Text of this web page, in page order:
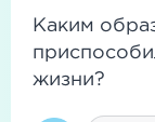
Каким
жизни?